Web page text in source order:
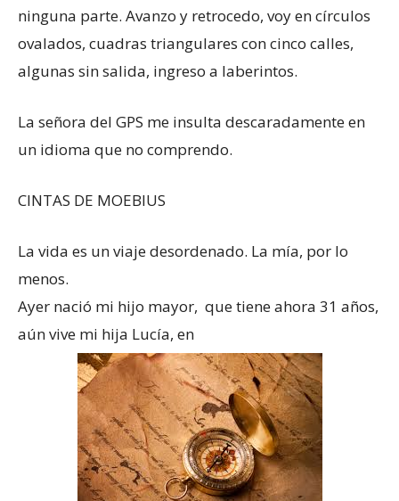
ninguna parte. Avanzo y retrocedo, voy en círculos
ovalados, cuadras triangulares con cinco calles,
algunas sin salida, ingreso a laberintos.
La señora del GPS me insulta descaradamente en
un idioma que no comprendo.
CINTAS DE MOEBIUS
La vida es un viaje desordenado. La mía, por lo
menos.
Ayer nació mi hijo mayor, que tiene ahora 31 años,
aún vive mi hija Lucía, en